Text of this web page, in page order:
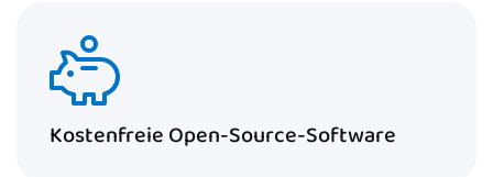
Kostenfreie Open-Source-Software